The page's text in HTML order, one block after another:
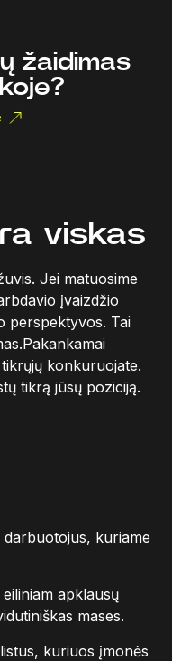
žaidimas
viskas
Jei matuosime
įvaizdžio
perspektyvos. Tai
konkuruojate.
tikrą jūsų poziciją.
darbuotojus, kuriame
apklausų
mases.
kuriuos įmonės